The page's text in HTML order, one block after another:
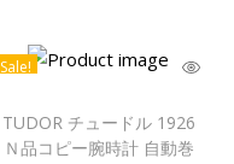
Sale!
TUDOR チュードル 1926
Ｎ品コピー腕時計 自動巻